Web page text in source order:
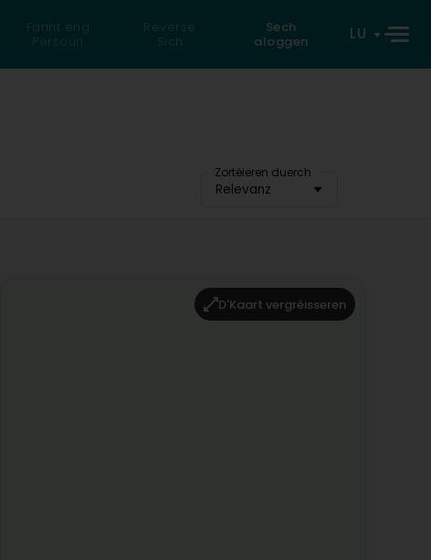
Fannt eng
Persoun
Reverse
Sich
Sech
aloggen
LU
Zortéieren duerch
Relevanz
D'Kaart vergréisseren